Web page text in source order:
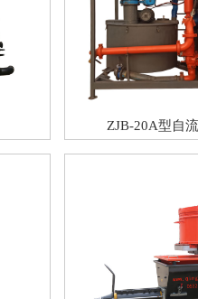
ZJB-20A型自